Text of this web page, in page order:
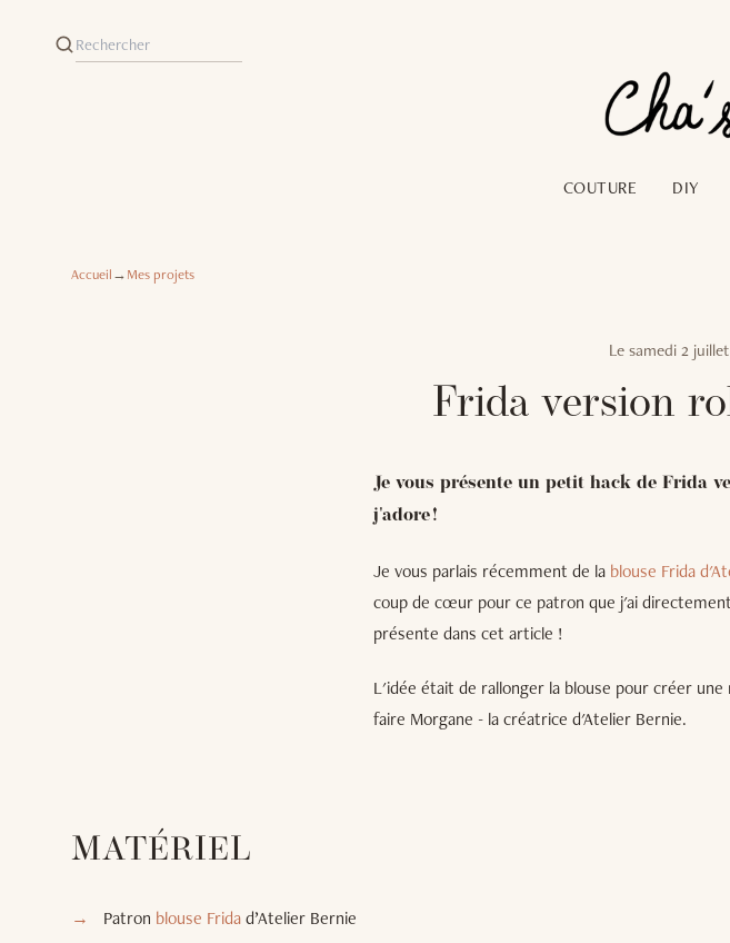
COUTURE DIY
Accueil→Mes projets
Le samedi 2
Frida version
Je vous présente un petit hack de Frida
j'adore !
Je vous parlais récemment de la blouse Frida
coup de cœur pour ce patron que j'ai
présente dans cet article !
L'idée était de rallonger la blouse pour créer
faire Morgane - la créatrice d'Atelier Bernie.
MATÉRIEL
Patron blouse Fridad’Atelier Bernie